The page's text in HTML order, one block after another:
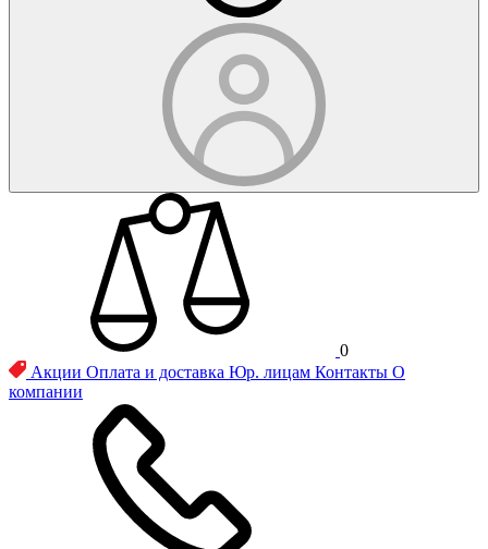
0
Акции Оплата и доставка Юр. лицам Контакты О
компании